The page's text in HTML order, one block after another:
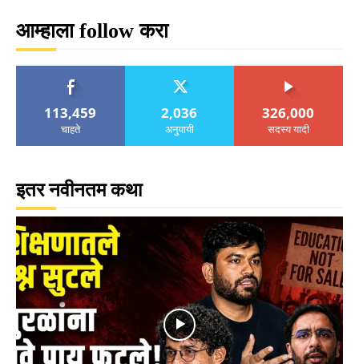
आम्हाला follow करा
113,459
चाहते
2,036
अनुयायी
326,000
सदस्य यादी
इतर नवीनतम कथा